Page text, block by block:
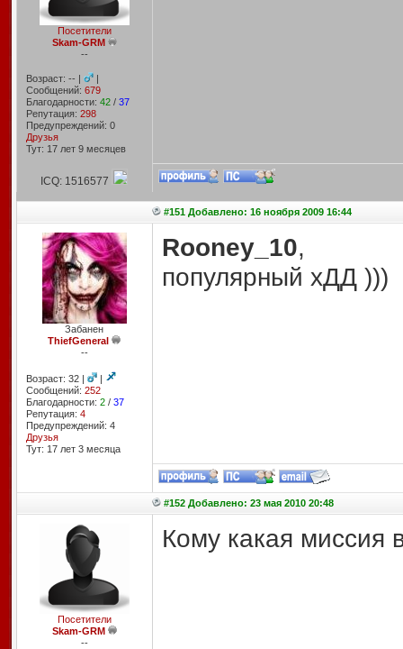
Посетители
Skam-GRM
--
Возраст: -- |
|
Сообщений: 679
Благодарности: 42/ 37
Репутация: 298
Предупреждений: 0
Друзья
Тут: 17 лет 9 месяцев
ICQ: 1516577
#151 Добавлено: 16 ноября 2009 16:44
Забанен
ThiefGeneral
--
Возраст: 32 |
|
Сообщений: 252
Благодарности: 2/ 37
Репутация: 4
Предупреждений: 4
Друзья
Тут: 17 лет 3 месяцa
Rooney_10,
популярный хДД )))
#152 Добавлено: 23 мая 2010 20:48
Посетители
Skam-GRM
--
Кому какая миссия